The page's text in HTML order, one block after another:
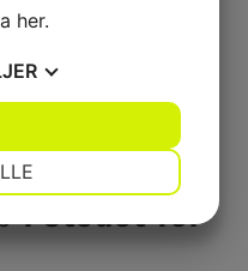
i stedet for
her.